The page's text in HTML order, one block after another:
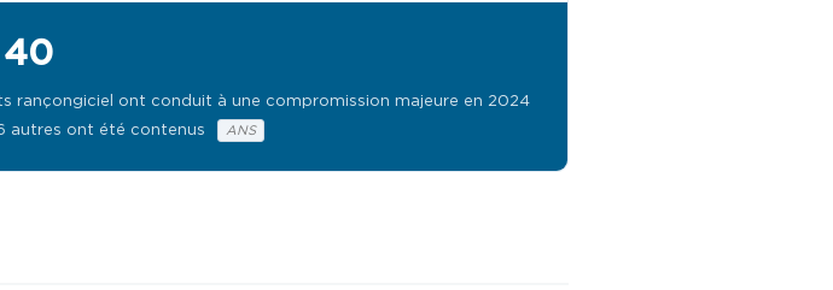
rançongiciel ont conduit à une compromission majeure en 2024
autres ont été contenus
ANS